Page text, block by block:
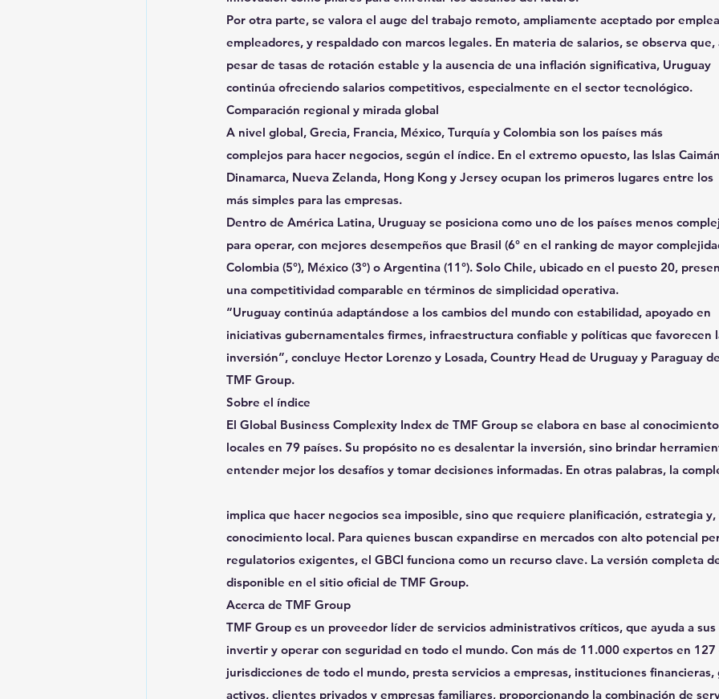
Por otra parte, se valora el auge del trabajo remoto, ampliamente aceptado por
empleadores, y respaldado con marcos legales. En materia de salarios, se observa que,
pesar de tasas de rotación estable y la ausencia de una inflación significativa, Uruguay
continúa ofreciendo salarios competitivos, especialmente en el sector tecnológico.
Comparación regional y mirada global
A nivel global, Grecia, Francia, México, Turquía y Colombia son los países más
complejos para hacer negocios, según el índice. En el extremo opuesto, las Islas
Dinamarca, Nueva Zelanda, Hong Kong y Jersey ocupan los primeros lugares entre los
más simples para las empresas.
Dentro de América Latina, Uruguay se posiciona como uno de los países menos
para operar, con mejores desempeños que Brasil (6° en el ranking de mayor
Colombia (5°), México (3°) o Argentina (11°). Solo Chile, ubicado en el puesto 20,
una competitividad comparable en términos de simplicidad operativa.
“Uruguay continúa adaptándose a los cambios del mundo con estabilidad, apoyado en
iniciativas gubernamentales firmes, infraestructura confiable y políticas que favorecen
inversión”, concluye Hector Lorenzo y Losada, Country Head de Uruguay y Paraguay de
TMF Group.
Sobre el índice
El Global Business Complexity Index de TMF Group se elabora en base al
locales en 79 países. Su propósito no es desalentar la inversión, sino brindar
entender mejor los desafíos y tomar decisiones informadas. En otras palabras, la
implica que hacer negocios sea imposible, sino que requiere planificación, estrategia
conocimiento local. Para quienes buscan expandirse en mercados con alto potencial
regulatorios exigentes, el GBCI funciona como un recurso clave. La versión completa
disponible en el sitio oficial de TMF Group.
Acerca de TMF Group
TMF Group es un proveedor líder de servicios administrativos críticos, que ayuda a
invertir y operar con seguridad en todo el mundo. Con más de 11.000 expertos en 127
jurisdicciones de todo el mundo, presta servicios a empresas, instituciones financieras,
activos, clientes privados y empresas familiares, proporcionando la combinación de